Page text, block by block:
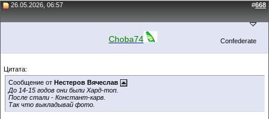
26.05.2026, 06:57 #668
Choba74 Confederate
Цитата:
Сообщение от Нестеров Вячеслав
До 14-15 годов они были Хард-топ.
После стали - Констант-карв.
Так что выкладывай фото.